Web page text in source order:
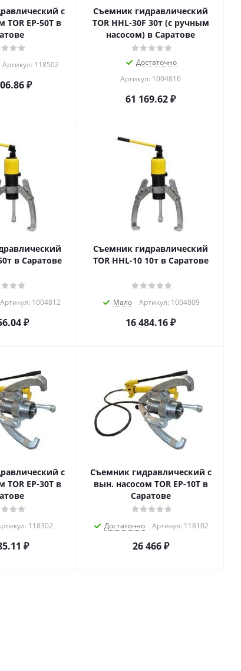
с
50T в
Артикул: 118502
₽
Съемник гидравлический
TOR HHL-30F 30т (с ручным
насосом) в Саратове
Достаточно
Артикул: 1004816
61 169.62₽
в Саратове
Артикул: 1004812
₽
Съемник гидравлический
TOR HHL-10 10т в Саратове
Мало Артикул: 1004809
16 484.16₽
с
30T в
118302
₽
Съемник гидравлический с
вын. насосом TOR EP-10T в
Саратове
Достаточно Артикул: 118102
26 466₽